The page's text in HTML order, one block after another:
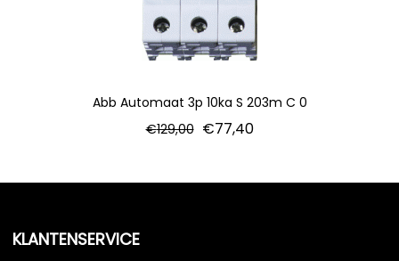
Abb Automaat 3p 10ka S 203m C 0
€129,00 €77,40
KLANTENSERVICE